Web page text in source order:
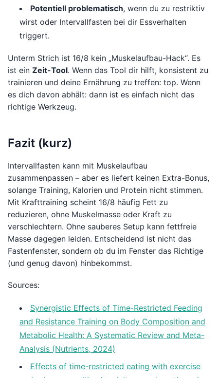
Potentiell problematisch, wenn du zu restriktiv
wirst oder Intervallfasten bei dir Essverhalten
triggert.
Unterm Strich ist 16/8 kein „Muskelaufbau-Hack“. Es
ist ein Zeit-Tool. Wenn das Tool dir hilft, konsistent zu
trainieren und deine Ernährung zu treffen: top. Wenn
es dich davon abhält: dann ist es einfach nicht das
richtige Werkzeug.
Fazit (kurz)
Intervallfasten kann mit Muskelaufbau
zusammenpassen – aber es liefert keinen Extra-Bonus,
solange Training, Kalorien und Protein nicht stimmen.
Mit Krafttraining scheint 16/8 häufig Fett zu
reduzieren, ohne Muskelmasse oder Kraft zu
verschlechtern. Ohne sauberes Setup kann fettfreie
Masse dagegen leiden. Entscheidend ist nicht das
Fastenfenster, sondern ob du im Fenster das Richtige
(und genug davon) hinbekommst.
Sources:
Synergistic Effects of Time-Restricted Feeding
and Resistance Training on Body Composition and
Metabolic Health: A Systematic Review and Meta-
Analysis (Nutrients, 2024)
Effects of time-restricted eating with exercise